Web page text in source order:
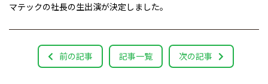
マテックの社長の生出演が決定しました。
前の記事 記事一覧 次の記事